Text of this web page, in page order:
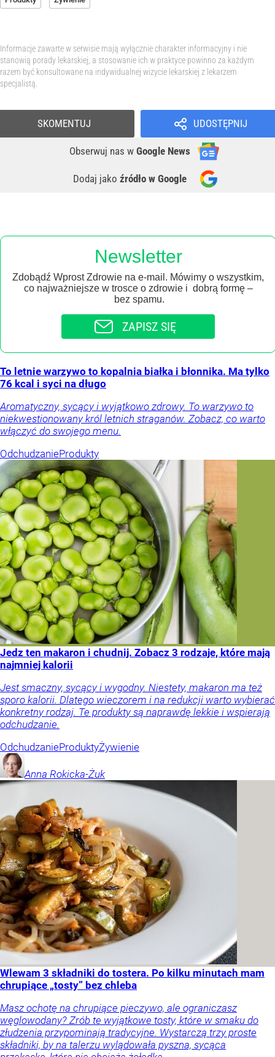
Informacje zawarte w serwisie mają wyłącznie charakter informacyjny i nie
stanowią porady lekarskiej, a stosowanie ich w praktyce powinno za każdym
razem być konsultowane na indywidualnej wizycie lekarskiej z lekarzem
specjalistą.
UDOSTĘPNIJ
Obserwuj nas w Google News
Dodaj jako źródło w Google
SKOMENTUJ
Newsletter
Zdobądź Wprost Zdrowie na e-mail. Mówimy o wszystkim,
co najważniejsze w trosce o zdrowie i dobrą formę –
bez spamu.
ZAPISZ SIĘ
To letnie warzywo to kopalnia białka i błonnika. Ma tylko
76 kcal i syci na długo
Aromatyczny, sycący i wyjątkowo zdrowy. To warzywo to
niekwestionowany król letnich straganów. Zobacz, co warto
włączyć do swojego menu.
OdchudzanieProdukty
Jedz ten makaron i chudnij. Zobacz 3 rodzaje, które mają
najmniej kalorii
Jest smaczny, sycący i wygodny. Niestety, makaron ma też
sporo kalorii. Dlatego wieczorem i na redukcji warto wybierać
konkretny rodzaj. Te produkty są naprawdę lekkie i wspierają
odchudzanie.
OdchudzanieProduktyŻywienie
Anna Rokicka-Żuk
Wlewam 3 składniki do tostera. Po kilku minutach mam
chrupiące „tosty” bez chleba
Masz ochotę na chrupiące pieczywo, ale ograniczasz
węglowodany? Zrób te wyjątkowe tosty, które w smaku do
złudzenia przypominają tradycyjne. Wystarczą trzy proste
składniki, by na talerzu wylądowała pyszna, sycąca